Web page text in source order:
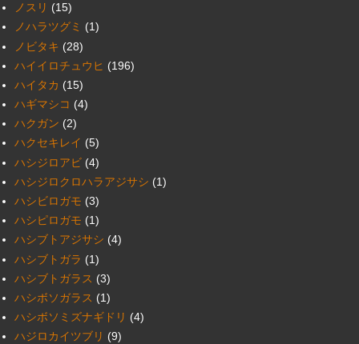
ノスリ (15)
ノハラツグミ (1)
ノビタキ (28)
ハイイロチュウヒ (196)
ハイタカ (15)
ハギマシコ (4)
ハクガン (2)
ハクセキレイ (5)
ハシジロアビ (4)
ハシジロクロハラアジサシ (1)
ハシビロガモ (3)
ハシピロガモ (1)
ハシブトアジサシ (4)
ハシブトガラ (1)
ハシブトガラス (3)
ハシボソガラス (1)
ハシボソミズナギドリ (4)
ハジロカイツブリ (9)